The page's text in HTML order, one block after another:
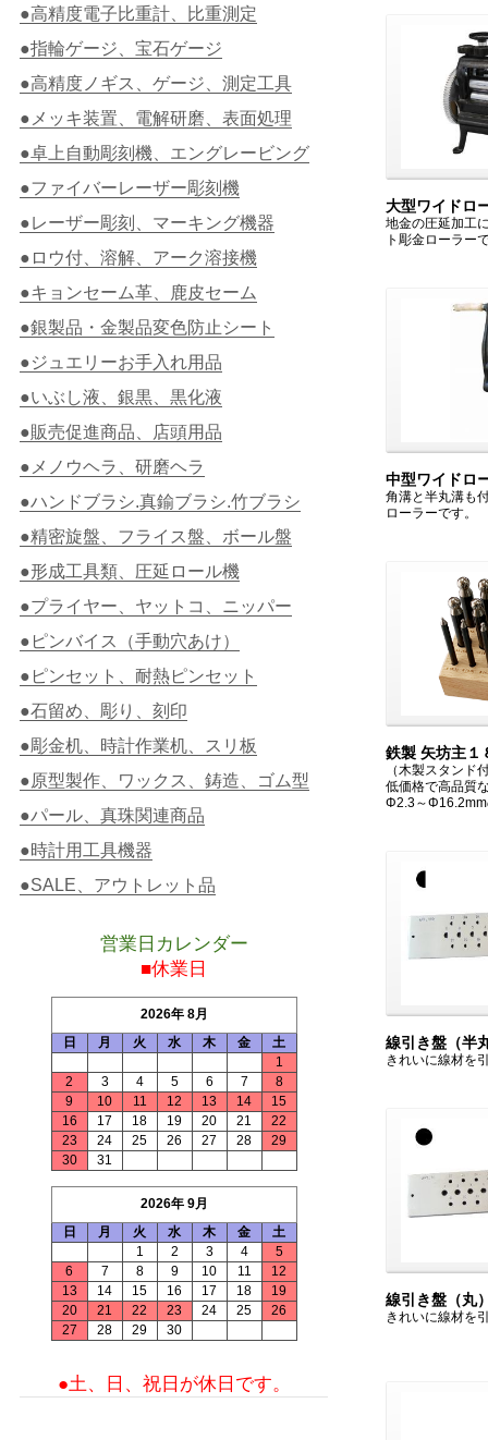
大型ワイドロ
地金の圧延加工
ト彫金ローラー
中型ワイドロ
角溝と半丸溝も
ローラーです。
鉄製 矢坊主１
（木製スタンド
低価格で高品質
Φ2.3～Φ16.2mm
線引き盤（半
きれいに線材を
線引き盤（丸
きれいに線材を
●高精度電子比重計、比重測定
●指輪ゲージ、宝石ゲージ
●高精度ノギス、ゲージ、測定工具
●メッキ装置、電解研磨、表面処理
●卓上自動彫刻機、エングレービング
●ファイバーレーザー彫刻機
●レーザー彫刻、マーキング機器
●ロウ付、溶解、アーク溶接機
●キョンセーム革、鹿皮セーム
●銀製品・金製品変色防止シート
●ジュエリーお手入れ用品
●いぶし液、銀黒、黒化液
●販売促進商品、店頭用品
●メノウヘラ、研磨ヘラ
●ハンドブラシ.真鍮ブラシ.竹ブラシ
●精密旋盤、フライス盤、ボール盤
●形成工具類、圧延ロール機
●プライヤー、ヤットコ、ニッパー
●ピンバイス（手動穴あけ）
●ピンセット、耐熱ピンセット
●石留め、彫り、刻印
●彫金机、時計作業机、スリ板
●原型製作、ワックス、鋳造、ゴム型
●パール、真珠関連商品
●時計用工具機器
●SALE、アウトレット品
営業日カレンダー
■休業日
2026年 8月
日
月 火 水 木 金
土
1
2
3 4 5 6 7
8
9
10 11 12 13 14
15
16
17 18 19 20 21
22
23
24 25 26 27 28
29
30
31
2026年 9月
日
月 火 水 木 金
土
1
2 3 4
5
6
7 8 9 10 11
12
13
14 15 16 17 18
19
20
21 22 23 24 25
26
27
28 29 30
●土、日、祝日が休日です。